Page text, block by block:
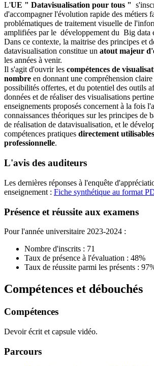
L'UE " Datavisualisation pour tous "
d'accompagner l'évolution rapide des métiers
problématiques de traitement visuelle de
amplifiées par le développement du Big data
Dans ce contexte, la maitrise des principes et
datavisualisation constitue un atout majeur
les années à venir.
Il s'agit d'ouvrir les compétences de
nombre en donnant une compréhension
possibilités offertes, et du potentiel des outils
données et de réaliser des visualisations
enseignements proposés concernent à la fois
connaissances théoriques sur les principes de
de réalisation de datavisualisation, et le
compétences pratiques directement
professionnelle.
L'avis des auditeurs
Les dernières réponses à l'enquête
enseignement : Fiche synthétique au format
Présence et réussite aux examens
Pour l'année universitaire 2023-2024 :
Nombre d'inscrits : 71
Taux de présence à l'évaluation : 48%
Taux de réussite parmi les présents :
Compétences et débouchés
Compétences
Devoir écrit et capsule vidéo.
Parcours